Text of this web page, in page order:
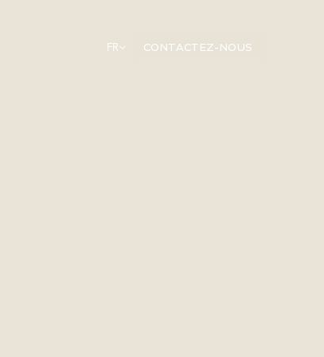
FR CONTACTEZ-NOUS